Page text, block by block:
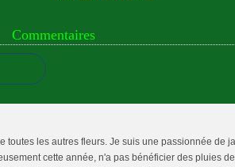
Commentaires
toutes les autres fleurs. Je suis une passionnée de
cette année, n'a pas bénéficier des pluies